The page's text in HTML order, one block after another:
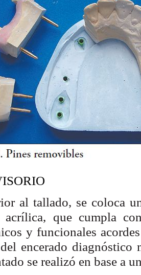
al tallado, se coloca
acrílica, que cumpla
y funcionales
encerado diagnóstico
se realizó en base a